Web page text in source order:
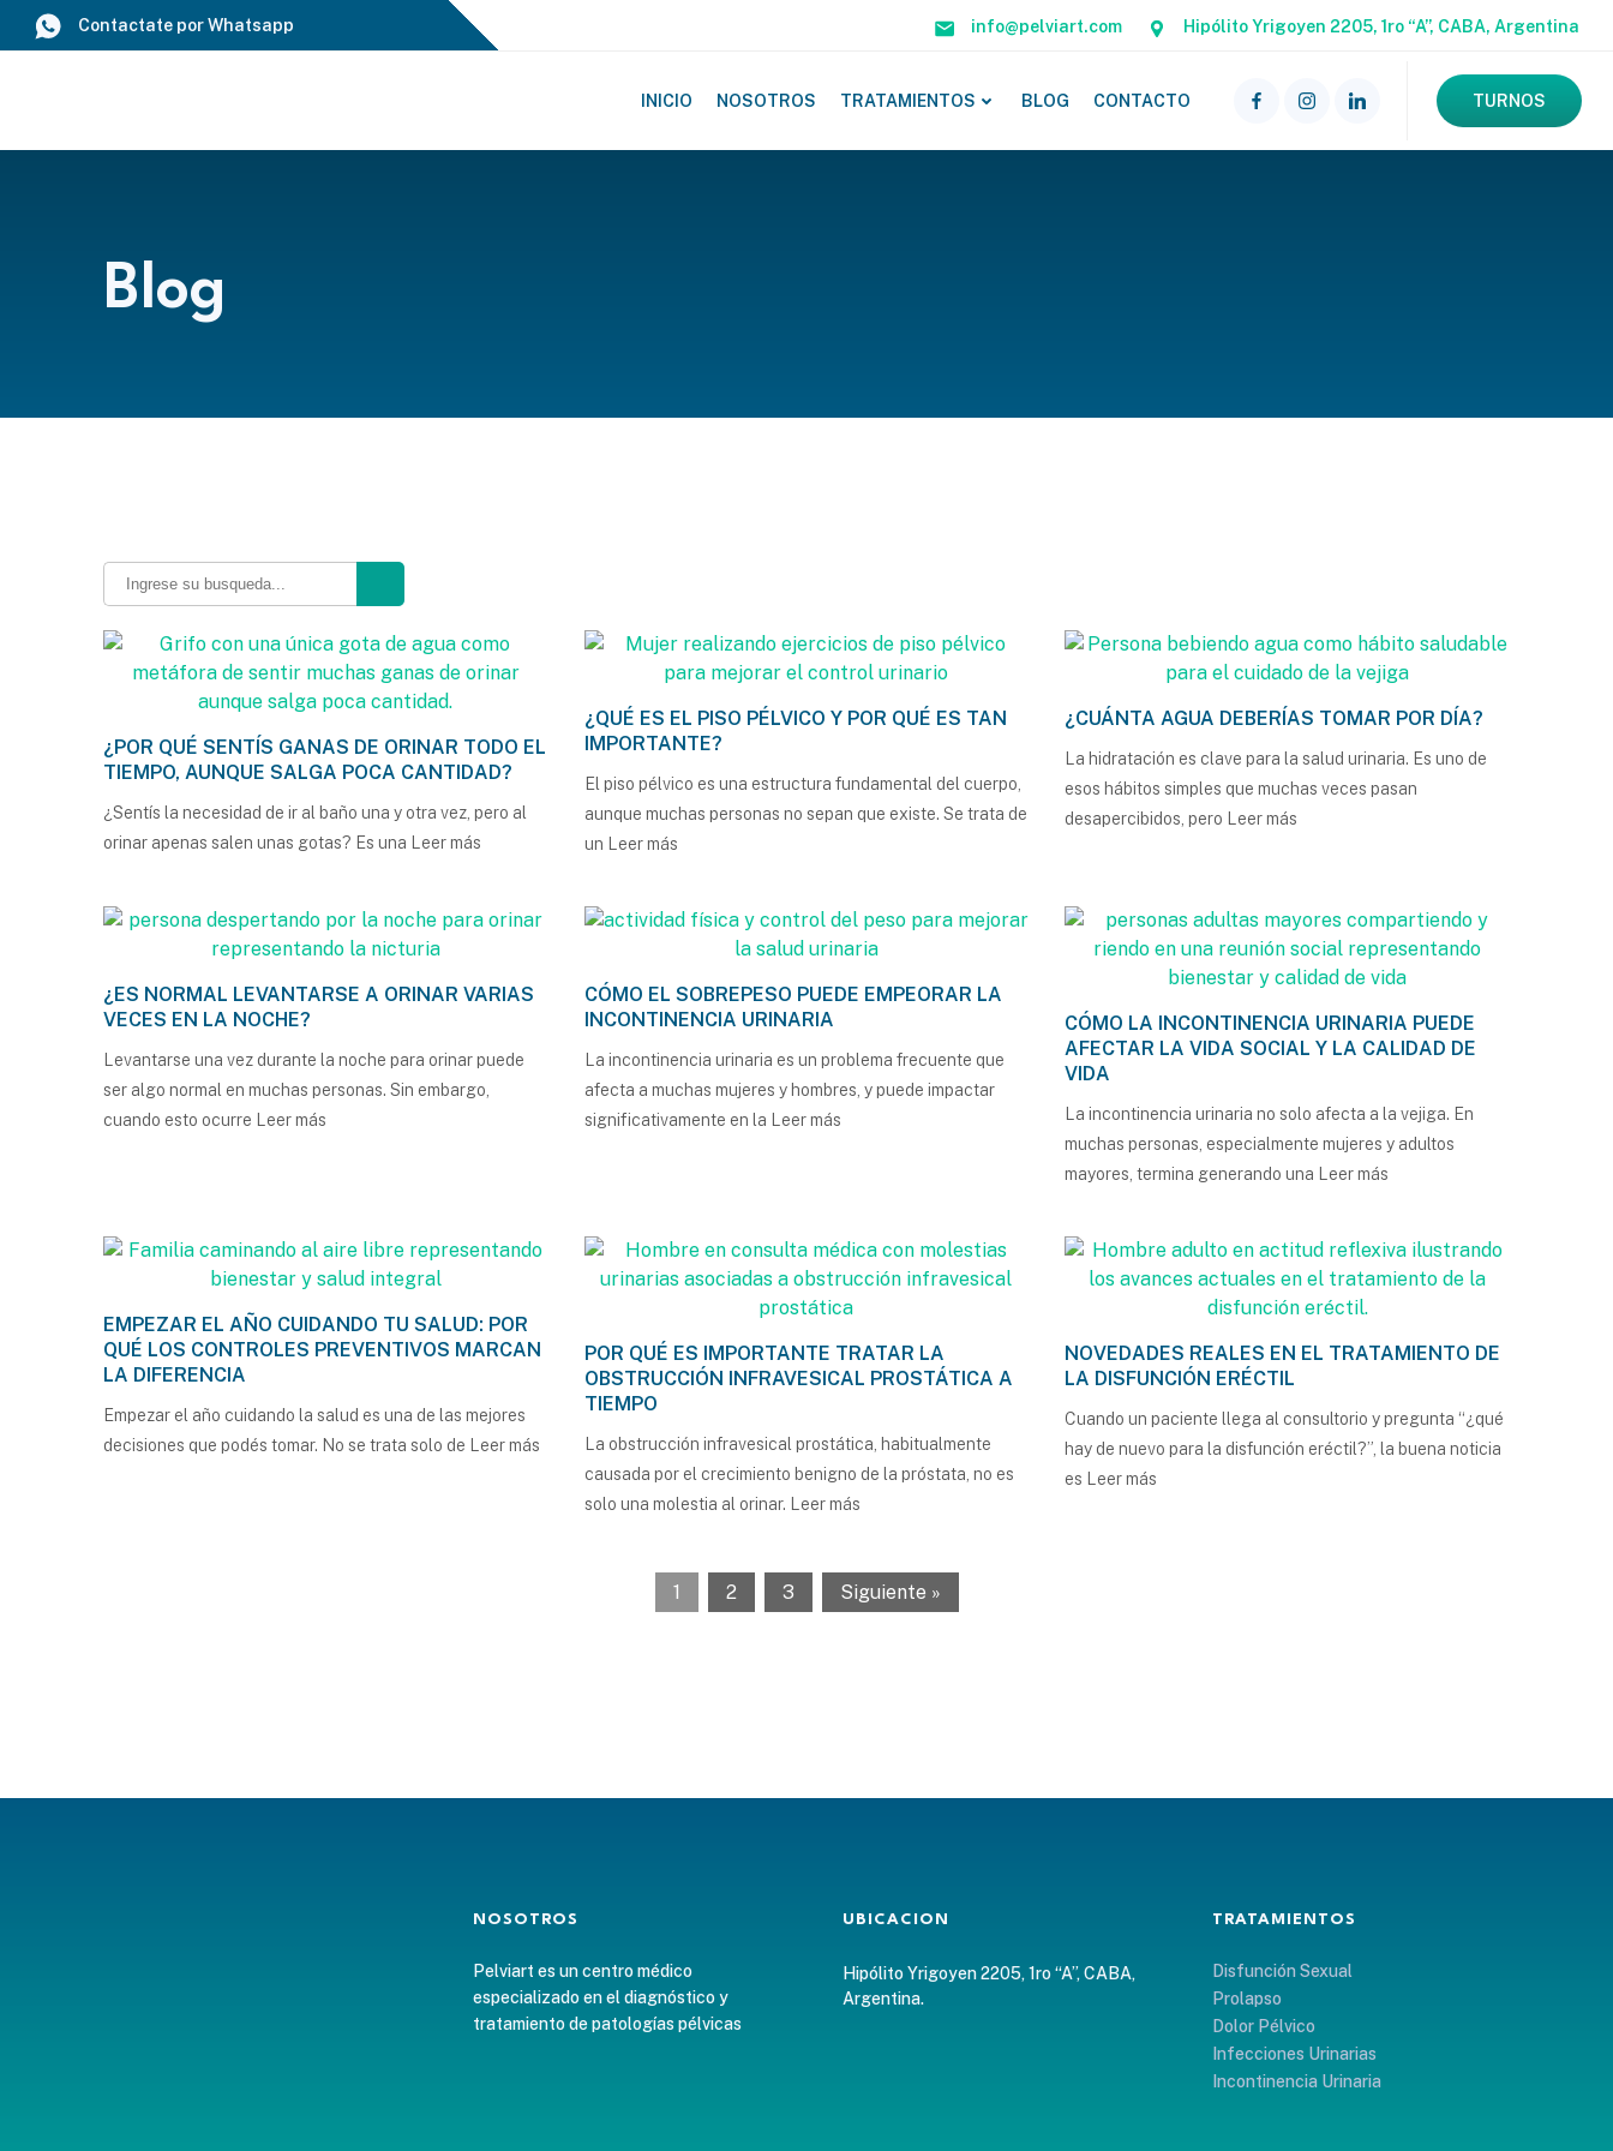
Saltar
Contactate por Whatsapp info@pelviart.com Hipólito Yrigoyen 2205, 1ro “A”, CABA, Argentina
INICIO NOSOTROS TRATAMIENTOS BLOG CONTACTO TURNOS
Blog
¿POR QUÉ SENTÍS GANAS DE ORINAR TODO EL
TIEMPO, AUNQUE SALGA POCA CANTIDAD?
¿Sentís la necesidad de ir al baño una y otra vez, pero al
orinar apenas salen unas gotas? Es una Leer más
¿QUÉ ES EL PISO PÉLVICO Y POR QUÉ ES TAN
IMPORTANTE?
El piso pélvico es una estructura fundamental del cuerpo,
aunque muchas personas no sepan que existe. Se trata de
un Leer más
¿CUÁNTA AGUA DEBERÍAS TOMAR POR DÍA?
La hidratación es clave para la salud urinaria. Es uno de
esos hábitos simples que muchas veces pasan
desapercibidos, pero Leer más
¿ES NORMAL LEVANTARSE A ORINAR VARIAS
VECES EN LA NOCHE?
Levantarse una vez durante la noche para orinar puede
ser algo normal en muchas personas. Sin embargo,
cuando esto ocurre Leer más
CÓMO EL SOBREPESO PUEDE EMPEORAR LA
INCONTINENCIA URINARIA
La incontinencia urinaria es un problema frecuente que
afecta a muchas mujeres y hombres, y puede impactar
significativamente en la Leer más
CÓMO LA INCONTINENCIA URINARIA PUEDE
AFECTAR LA VIDA SOCIAL Y LA CALIDAD DE
VIDA
La incontinencia urinaria no solo afecta a la vejiga. En
muchas personas, especialmente mujeres y adultos
mayores, termina generando una Leer más
EMPEZAR EL AÑO CUIDANDO TU SALUD: POR
QUÉ LOS CONTROLES PREVENTIVOS MARCAN
LA DIFERENCIA
Empezar el año cuidando la salud es una de las mejores
decisiones que podés tomar. No se trata solo de Leer más
POR QUÉ ES IMPORTANTE TRATAR LA
OBSTRUCCIÓN INFRAVESICAL PROSTÁTICA A
TIEMPO
La obstrucción infravesical prostática, habitualmente
causada por el crecimiento benigno de la próstata, no es
solo una molestia al orinar. Leer más
NOVEDADES REALES EN EL TRATAMIENTO DE
LA DISFUNCIÓN ERÉCTIL
Cuando un paciente llega al consultorio y pregunta “¿qué
hay de nuevo para la disfunción eréctil?”, la buena noticia
es Leer más
1 2 3 Siguiente »
NOSOTROS
Pelviart es un centro médico
especializado en el diagnóstico y
tratamiento de patologías pélvicas
UBICACION
Hipólito Yrigoyen 2205, 1ro “A”, CABA,
Argentina.
TRATAMIENTOS
Disfunción Sexual
Prolapso
Dolor Pélvico
Infecciones Urinarias
Incontinencia Urinaria